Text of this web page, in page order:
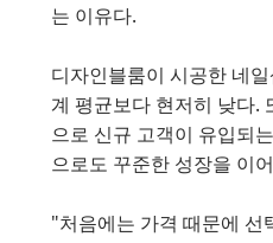
는 이유다.
디자인블룸이 시공한 네
계 평균보다 현저히 낮다.
으로 신규 고객이 유입되
으로도 꾸준한 성장을 이
"처음에는 가격 때문에 선